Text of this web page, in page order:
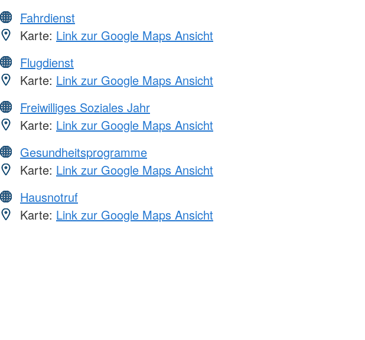
Fahrdienst
Karte: Link zur Google Maps Ansicht
Flugdienst
Karte: Link zur Google Maps Ansicht
Freiwilliges Soziales Jahr
Karte: Link zur Google Maps Ansicht
Gesundheitsprogramme
Karte: Link zur Google Maps Ansicht
Hausnotruf
Karte: Link zur Google Maps Ansicht